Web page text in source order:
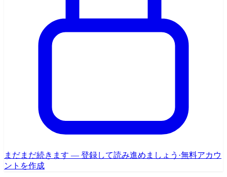
まだまだ続きます — 登録して読み進めましょう ·無料アカウ
ントを作成